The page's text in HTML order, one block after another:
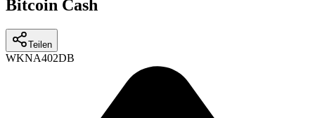
Bitcoin Cash
Teilen
WKNA402DB